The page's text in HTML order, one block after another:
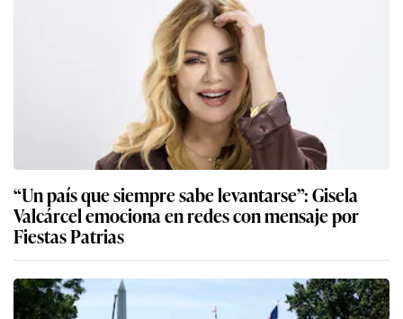
“Un país que siempre sabe levantarse”: Gisela
Valcárcel emociona en redes con mensaje por
Fiestas Patrias